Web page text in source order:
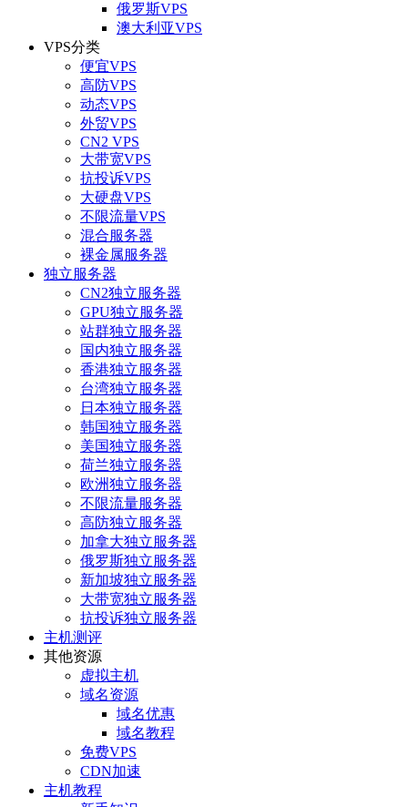
俄罗斯VPS
澳大利亚VPS
VPS分类
便宜VPS
高防VPS
动态VPS
外贸VPS
CN2 VPS
大带宽VPS
抗投诉VPS
大硬盘VPS
不限流量VPS
混合服务器
裸金属服务器
独立服务器
CN2独立服务器
GPU独立服务器
站群独立服务器
国内独立服务器
香港独立服务器
台湾独立服务器
日本独立服务器
韩国独立服务器
美国独立服务器
荷兰独立服务器
欧洲独立服务器
不限流量服务器
高防独立服务器
加拿大独立服务器
俄罗斯独立服务器
新加坡独立服务器
大带宽独立服务器
抗投诉独立服务器
主机测评
其他资源
虚拟主机
域名资源
域名优惠
域名教程
免费VPS
CDN加速
主机教程